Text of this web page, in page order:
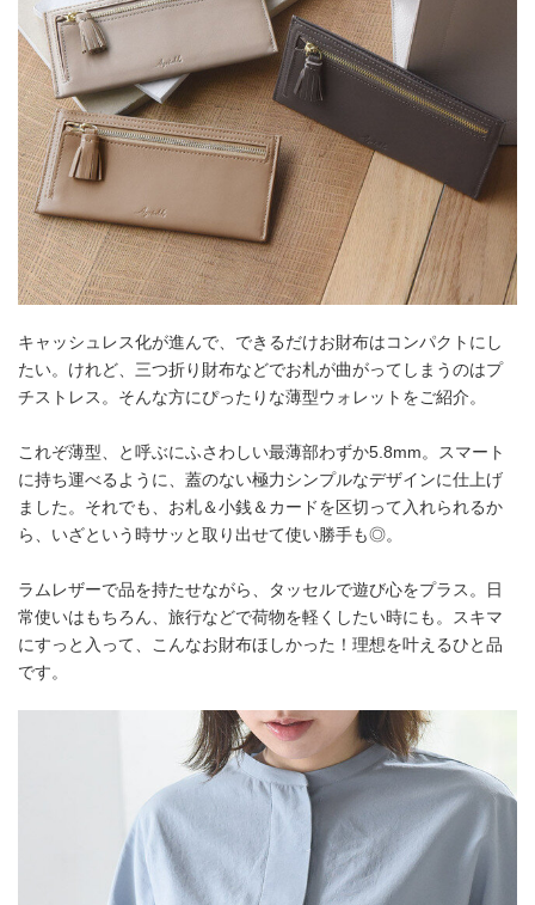
キャッシュレス化が進んで、できるだけお財布はコンパクトにし
たい。けれど、三つ折り財布などでお札が曲がってしまうのはプ
チストレス。そんな方にぴったりな薄型ウォレットをご紹介。
これぞ薄型、と呼ぶにふさわしい最薄部わずか5.8mm。スマート
に持ち運べるように、蓋のない極力シンプルなデザインに仕上げ
ました。それでも、お札＆小銭＆カードを区切って入れられるか
ら、いざという時サッと取り出せて使い勝手も◎。
ラムレザーで品を持たせながら、タッセルで遊び心をプラス。日
常使いはもちろん、旅行などで荷物を軽くしたい時にも。スキマ
にすっと入って、こんなお財布ほしかった！理想を叶えるひと品
です。